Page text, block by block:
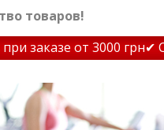
товаров!
заказе от 3000 грн✔